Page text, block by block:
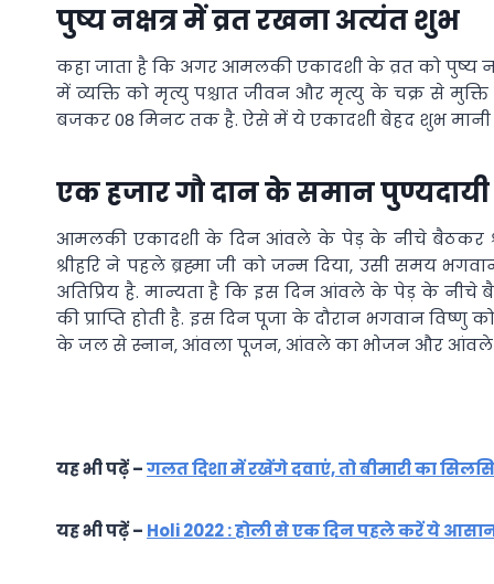
पुष्य नक्षत्र में व्रत रखना अत्यंत शुभ
कहा जाता है कि अगर आमलकी एकादशी के व्रत को पुष्य
में व्यक्ति को मृत्यु पश्चात जीवन और मृत्यु के चक्र से मुक्ति
बजकर 08 मिनट तक है. ऐसे में ये एकादशी बेहद शुभ मानी
एक हजार गौ दान के समान पुण्यदायी
आमलकी एकादशी के दिन आंवले के पेड़ के नीचे बैठकर
श्रीहरि ने पहले ब्रह्मा जी को जन्म दिया, उसी समय
अतिप्रिय है. मान्यता है कि इस दिन आंवले के पेड़ के
की प्राप्ति होती है. इस दिन पूजा के दौरान भगवान
के जल से स्नान, आंवला पूजन, आंवले का भोजन और आंवले का
यह भी पढ़ें –गलत दिशा में रखेंगे दवाएं, तो बीमारी का
यह भी पढ़ें – Holi 2022 : होली से एक दिन पहले करें ये